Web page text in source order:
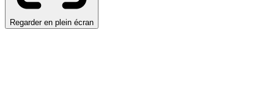
Regarder en plein écran